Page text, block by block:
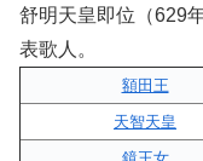
舒明天皇即位（629
表歌人。
額田王
天智天皇